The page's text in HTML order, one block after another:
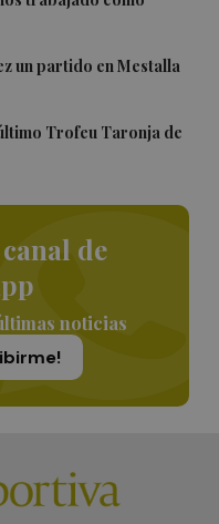
un partido en Mestalla
Trofeu Taronja de
de
noticias